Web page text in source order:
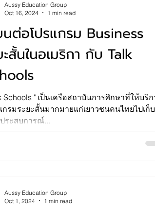
นต่อโปรแกรม Business
ะสั้นในอเมริกา กับ Talk
ป็นเครือสถาบันการศึกษาที่ให้บริการ
กรมระยะสั้นมากมายแก่เยาวชนคนไทยไปเก็บ
ประสบการณ์...
Aussy Education Group
Oct 16, 2024
1 min read
Aussy Education Group
Oct 1, 2024
1 min read